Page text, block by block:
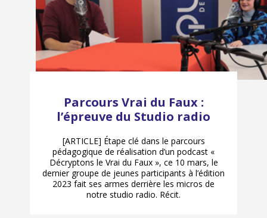
Parcours Vrai du Faux :
l’épreuve du Studio radio
[ARTICLE] Étape clé dans le parcours
pédagogique de réalisation d’un podcast «
Décryptons le Vrai du Faux », ce 10 mars, le
dernier groupe de jeunes participants à l’édition
2023 fait ses armes derrière les micros de
notre studio radio. Récit.